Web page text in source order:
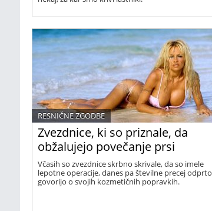
Zvezdnice, ki so priznale, da
obžalujejo povečanje prsi
RESNIČNE ZGODBE
Včasih so zvezdnice skrbno skrivale, da so imele
lepotne operacije, danes pa številne precej odprto
govorijo o svojih kozmetičnih popravkih.